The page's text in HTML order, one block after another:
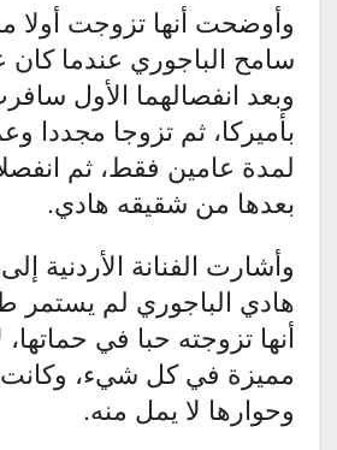
وأوضحت أنها تزوجت أولا
وبعد انفصالهما الأول
لمدة عامين فقط، ثم
بعدها من شقيقه هادي.
وأشارت الفنانة الأردنية
هادي الباجوري لم يستمر
أنها تزوجته حبا في حماتها،
مميزة في كل شيء، وكانت
وحوارها لا يمل منه.